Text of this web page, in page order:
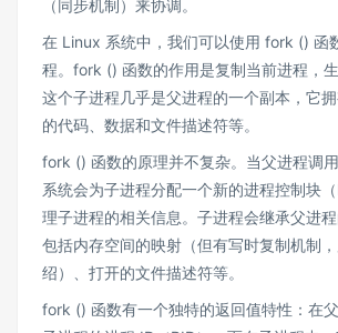
（同步机制）来协调。
在 Linux 系统中，我们可以使用 fork () 函
程。fork () 函数的作用是复制当前进程，生
这个子进程几乎是父进程的一个副本，它
的代码、数据和文件描述符等。
fork () 函数的原理并不复杂。当父进程调
系统会为子进程分配一个新的进程控制块
理子进程的相关信息。子进程会继承父进程
包括内存空间的映射（但有写时复制机制
绍）、打开的文件描述符等。
fork () 函数有一个独特的返回值特性：在